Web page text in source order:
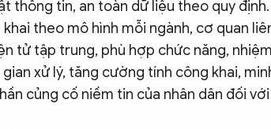
thông tin, an toàn dữ liệu theo quy định.
theo mô hình mỗi ngành, cơ quan
tử tập trung, phù hợp chức năng,
xử lý, tăng cường tính công khai,
củng cố niềm tin của nhân dân đối